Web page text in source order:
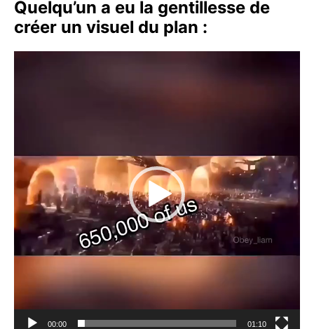
Quelqu’un a eu la gentillesse de
créer un visuel du plan :
00:00 01:10